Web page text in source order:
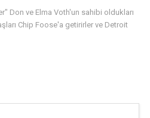
Don ve Elma Voth'un sahibi oldukları
Chip Foose'a getirirler ve Detroit